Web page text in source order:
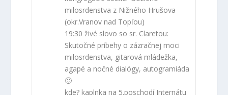
milosrdenstva z Nižného Hrušova
(okr.Vranov nad Topľou)
19:30 živé slovo so sr. Claretou:
Skutočné príbehy o zázračnej moci
milosrdenstva, gitarová mládežka,
agapé a nočné dialógy, autogramiáda
🙂
kde? kaplnka na 5.poschodí Internátu